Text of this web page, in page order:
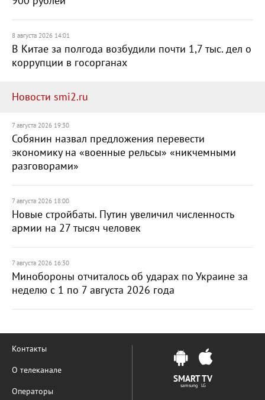
8 августа 2026 14:01
В Китае за полгода возбудили почти 1,7 тыс. дел о
коррупции в госорганах
Новости smi2.ru
7 августа 2026 19:30
Собянин назвал предложения перевести
экономику на «военные рельсы» «никчемными
разговорами»
7 августа 2026 18:00
Новые стройбаты. Путин увеличил численность
армии на 27 тысяч человек
7 августа 2026 16:30
Минобороны отчиталось об ударах по Украине за
неделю с 1 по 7 августа 2026 года
Контакты
О телеканале
Операторы
SMART TV
samsung LG